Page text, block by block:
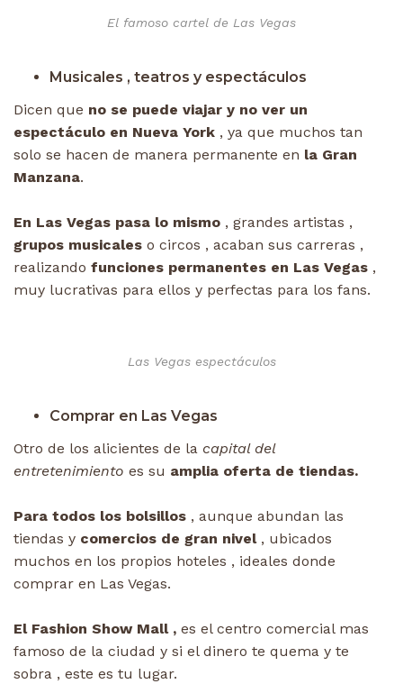
El famoso cartel de Las Vegas
Musicales , teatros y espectáculos
Dicen que no se puede viajar y no ver un
espectáculo en Nueva York , ya que muchos tan
solo se hacen de manera permanente en la Gran
Manzana.
En Las Vegas pasa lo mismo , grandes artistas ,
grupos musicales o circos , acaban sus carreras ,
realizando funciones permanentes en Las Vegas ,
muy lucrativas para ellos y perfectas para los fans.
Las Vegas espectáculos
Comprar en Las Vegas
Otro de los alicientes de la capital del
entretenimiento es su amplia oferta de tiendas.
Para todos los bolsillos , aunque abundan las
tiendas y comercios de gran nivel, ubicados
muchos en los propios hoteles , ideales donde
comprar en Las Vegas.
El Fashion Show Mall , es el centro comercial mas
famoso de la ciudad y si el dinero te quema y te
sobra , este es tu lugar.